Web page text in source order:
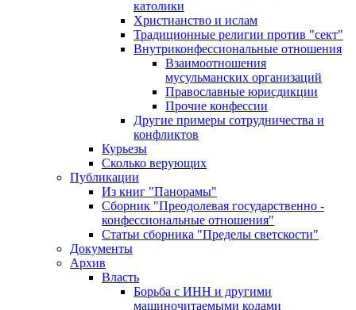
католики
Христианство и ислам
Традиционные религии против "сект"
Внутриконфессиональные отношения
Взаимоотношения
мусульманских организаций
Православные юрисдикции
Прочие конфессии
Другие примеры сотрудничества и
конфликтов
Курьезы
Сколько верующих
Публикации
Из книг "Панорамы"
Сборник "Преодолевая государственно -
конфессиональные отношения"
Статьи сборника "Пределы светскости"
Документы
Архив
Власть
Борьба с ИНН и другими
машиночитаемыми кодами